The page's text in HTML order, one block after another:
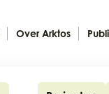
Over Arktos